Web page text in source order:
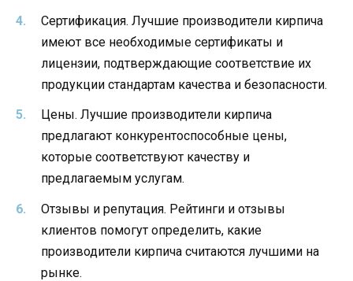
Сертификация. Лучшие производители кирпича
имеют все необходимые сертификаты и
лицензии, подтверждающие соответствие их
продукции стандартам качества и безопасности.
Цены. Лучшие производители кирпича
предлагают конкурентоспособные цены,
которые соответствуют качеству и
предлагаемым услугам.
Отзывы и репутация. Рейтинги и отзывы
клиентов помогут определить, какие
производители кирпича считаются лучшими на
рынке.